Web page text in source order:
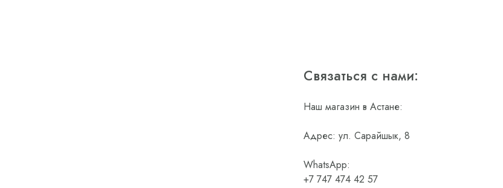
Связаться с нами:
Наш магазин в Астане:
Адрес: ул. Сарайшык, 8
WhatsApp:
+7 747 474 42 57